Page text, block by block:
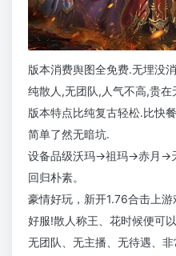
版本消费舆图全免费.无埋没
纯散人,无团队,人气不高,贵在
版本特点比纯复古轻松.比快
简单了然无暗坑.
设备品级沃玛→祖玛→赤月→
回归朴素。
豪情好玩，新开1.76合击上
好服!散人称王、花时候便可
无团队、无主播、无待遇、